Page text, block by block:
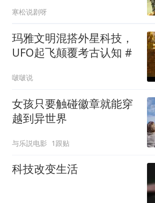
寒松说剧呀
玛雅文明混搭外星科技，
UFO起飞颠覆考古认知 #
啵啵说
女孩只要触碰徽章就能穿
越到异世界
与乐説电影 1跟贴
科技改变生活